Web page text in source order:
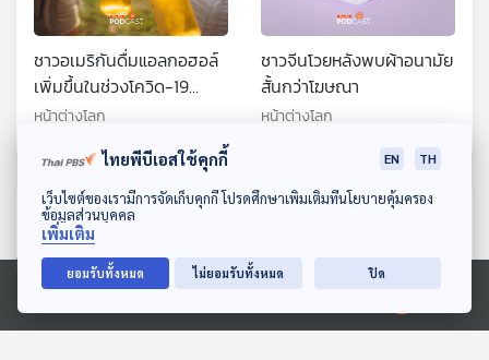
ดาวน์โหลด Thai PBS Podcast Application
Ⓒ 2020 องค์การกระจายเสียงและแพร่ภาพสาธารณะแห่งประเทศไทย
ชาวอเมริกันดื่มแอลกอฮอล์
เพิ่มขึ้นในช่วงโควิด-19
ระบาดและตัวเลขยังคงสูงอยู่
หน้าต่างโลก
ชาวจีนโวยหลังพบผ้าอนามัย
สั้นกว่าโฆษณา
หน้าต่างโลก
ตอนที่เกี่ยวข้อง
ไทยพีบีเอสใช้คุกกี้ EN TH
เว็บไซต์ของเรามีการจัดเก็บคุกกี้ โปรดศึกษาเพิ่มเติมที่นโยบายคุ้มครอง
ข้อมูลส่วนบุคคล
เพิ่มเติม
ยอมรับทั้งหมด ไม่ยอมรับทั้งหมด ปิด